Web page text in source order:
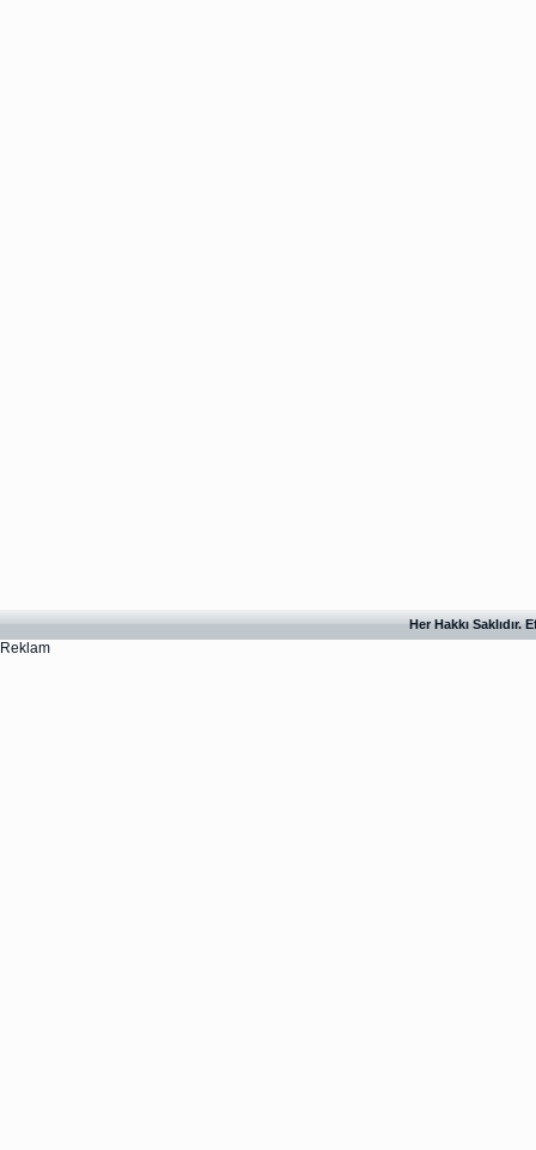
Her Hakkı Saklıdır.
Reklam